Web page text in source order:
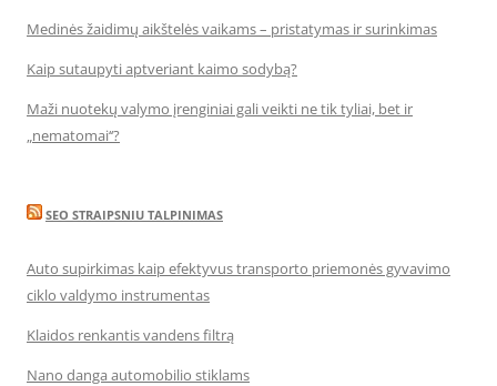
Medinės žaidimų aikštelės vaikams – pristatymas ir surinkimas
Kaip sutaupyti aptveriant kaimo sodybą?
Maži nuotekų valymo įrenginiai gali veikti ne tik tyliai, bet ir
„nematomai‘‘?
SEO STRAIPSNIU TALPINIMAS
Auto supirkimas kaip efektyvus transporto priemonės gyvavimo
ciklo valdymo instrumentas
Klaidos renkantis vandens filtrą
Nano danga automobilio stiklams